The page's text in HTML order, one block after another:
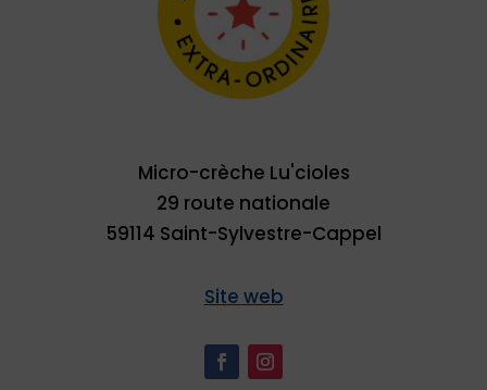
Micro-crèche Lu'cioles
29 route nationale
59114 Saint-Sylvestre-Cappel
Site web